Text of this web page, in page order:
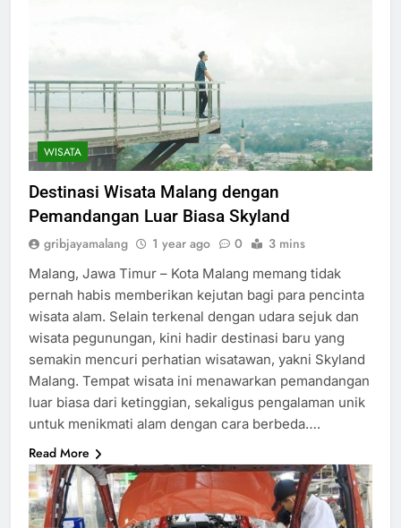
WISATA
Destinasi Wisata Malang dengan
Pemandangan Luar Biasa Skyland
gribjayamalang 1 year ago 0 3 mins
Malang, Jawa Timur – Kota Malang memang tidak
pernah habis memberikan kejutan bagi para pencinta
wisata alam. Selain terkenal dengan udara sejuk dan
wisata pegunungan, kini hadir destinasi baru yang
semakin mencuri perhatian wisatawan, yakni Skyland
Malang. Tempat wisata ini menawarkan pemandangan
luar biasa dari ketinggian, sekaligus pengalaman unik
untuk menikmati alam dengan cara berbeda….
Read More